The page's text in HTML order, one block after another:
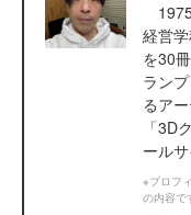
経営
を30
ラン
るア
「3D
ールサ
※プロフ
の内容で